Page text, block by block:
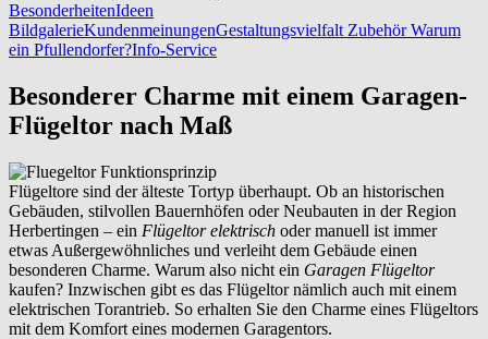
BesonderheitenIdeen
BildgalerieKundenmeinungenGestaltungsvielfalt ZubehörWarum
ein Pfullendorfer?Info-Service
Besonderer Charme mit einem Garagen-
Flügeltor nach Maß
Flügeltore sind der älteste Tortyp überhaupt. Ob an historischen
Gebäuden, stilvollen Bauernhöfen oder Neubauten in der Region
Herbertingen – ein Flügeltor elektrisch oder manuell ist immer
etwas Außergewöhnliches und verleiht dem Gebäude einen
besonderen Charme. Warum also nicht ein Garagen Flügeltor
kaufen? Inzwischen gibt es das Flügeltor nämlich auch mit einem
elektrischen Torantrieb. So erhalten Sie den Charme eines Flügeltors
mit dem Komfort eines modernen Garagentors.